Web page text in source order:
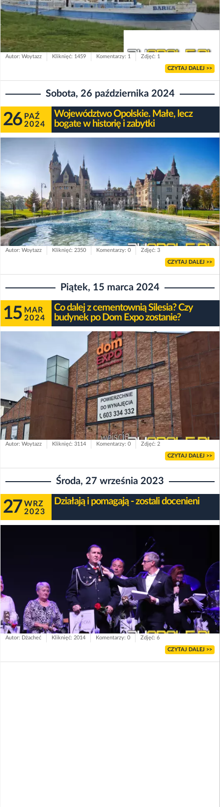
Autor: Woytazz Kliknięć: 1459 Komentarzy: 1 Zdjęć: 1
CZYTAJ DALEJ >>
Sobota, 26 października 2024
26 PAŹ
2024
Województwo Opolskie. Małe, lecz
bogate w historię i zabytki
Autor: Woytazz Kliknięć: 2350 Komentarzy: 0 Zdjęć: 3
CZYTAJ DALEJ >>
Piątek, 15 marca 2024
15 MAR
2024
Co dalej z cementownią Silesia? Czy
budynek po Dom Expo zostanie?
Autor: Woytazz Kliknięć: 3114 Komentarzy: 0 Zdjęć: 2
CZYTAJ DALEJ >>
Środa, 27 września 2023
27 WRZ
2023
Działają i pomagają - zostali docenieni
Autor: Dżacheć Kliknięć: 2014 Komentarzy: 0 Zdjęć: 6
CZYTAJ DALEJ >>